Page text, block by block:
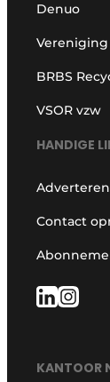
Denuo
BRBS
VSOR vzw
HANDIGE
Adverteren
Contact
KANTOOR